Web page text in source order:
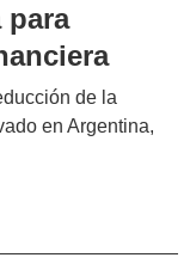
para
de la
en Argentina,